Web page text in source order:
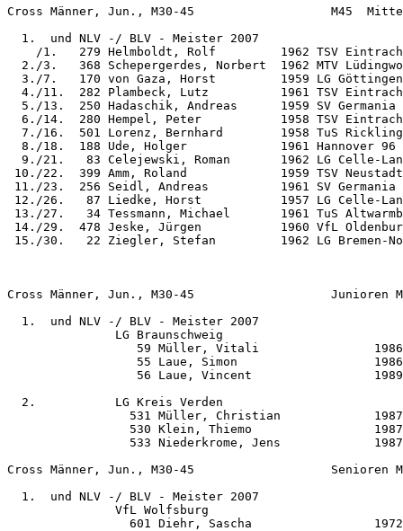
Cross Männer, Jun., M30-45                   M45
  1.  und NLV -/ BLV - Meister 2007
/1.   279 Helmboldt, Rolf         1962 TSV
2./3.   368 Schepergerdes, Norbert  1962 MTV
3./7.   170 von Gaza, Horst         1959 LG
4./11.  282 Plambeck, Lutz          1961 TSV
5./13.  250 Hadaschik, Andreas      1959 SV Germania
6./14.  280 Hempel, Peter           1958 TSV
7./16.  501 Lorenz, Bernhard        1958 TuS
8./18.  188 Ude, Holger             1961 Hannover 96
9./21.   83 Celejewski, Roman       1962 LG Celle-
10./22.  399 Amm, Roland             1959 TSV
11./23.  256 Seidl, Andreas          1961 SV
12./26.   87 Liedke, Horst           1957 LG
13./27.   34 Tessmann, Michael       1961 TuS
14./29.  478 Jeske, Jürgen           1960 VfL
15./30.   22 Ziegler, Stefan         1962 LG
Cross Männer, Jun., M30-45                   Junioren
  1.  und NLV -/ BLV - Meister 2007
LG Braunschweig
59 Müller, Vitali
55 Laue, Simon
56 Laue, Vincent
2.           LG Kreis Verden
531 Müller, Christian
530 Klein, Thiemo
533 Niederkrome, Jens
Cross Männer, Jun., M30-45                   Senioren
  1.  und NLV -/ BLV - Meister 2007
VfL Wolfsburg
601 Diehr, Sascha